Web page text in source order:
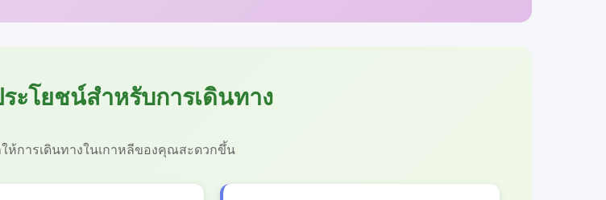
ะโยชน์สำหรับการเดินทาง
ห้การเดินทางในเกาหลีของคุณสะดวกขึ้น